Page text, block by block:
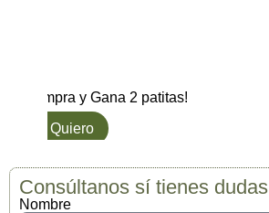
Compra y Gana 2 patitas!
L๑ Quiero
Consúltanos sí tienes dudas
Nombre